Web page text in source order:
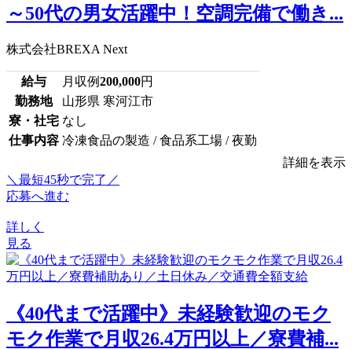
～50代の男女活躍中！空調完備で働き...
株式会社BREXA Next
給与 月収例200,000円
勤務地
山形県 寒河江市
寮・社宅 なし
仕事内容 冷凍食品の製造 / 食品系工場 / 夜勤
詳細を表示
＼最短45秒で完了／
応募へ進む
詳しく
見る
《40代まで活躍中》未経験歓迎のモク
モク作業で月収26.4万円以上／寮費補...